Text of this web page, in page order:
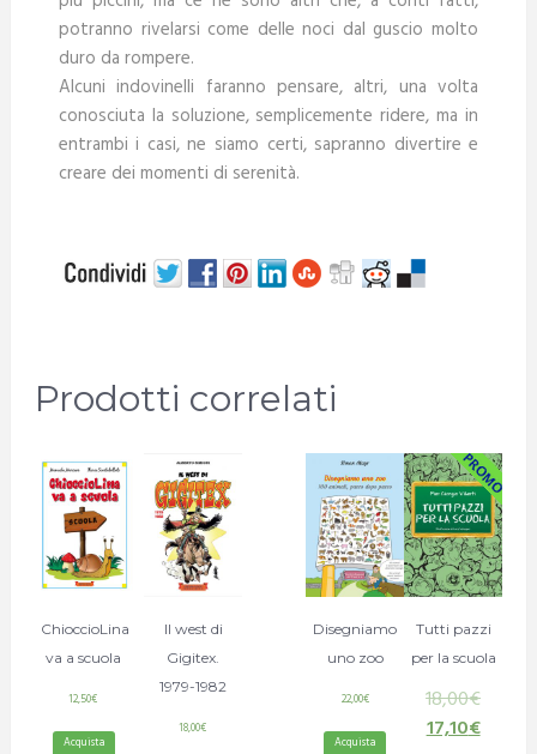
potranno rivelarsi come delle noci dal guscio molto
duro da rompere.
Alcuni indovinelli faranno pensare, altri, una volta
conosciuta la soluzione, semplicemente ridere, ma in
entrambi i casi, ne siamo certi, sapranno divertire e
creare dei momenti di serenità.
Prodotti correlati
ChioccioLina
va a scuola
12,50€
Acquista
Tutti pazzi
per la scuola
18,00€
17,10€
Il west di
Gigitex.
1979-1982
18,00€
Disegniamo
uno zoo
22,00€
Acquista